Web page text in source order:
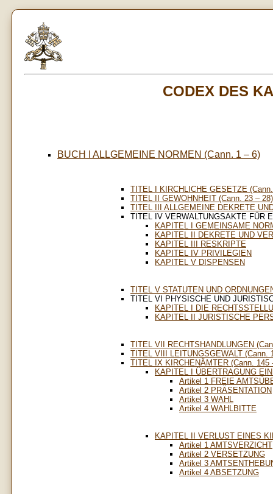
CODEX DES
BUCH I ALLGEMEINE NORMEN (Cann. 1 – 6)
TITEL I KIRCHLICHE GESETZE
TITEL II GEWOHNHEIT (Cann. 23 – 28)
TITEL III ALLGEMEINE DEKRETE
TITEL IV VERWALTUNGSAKTE FÜR
KAPITEL I GEMEINSAME
KAPITEL II DEKRETE UND
KAPITEL III RESKRIPTE
KAPITEL IV PRIVILEGIEN
KAPITEL V DISPENSEN
TITEL V STATUTEN UND
TITEL VI PHYSISCHE UND
KAPITEL I DIE
KAPITEL II JURISTISCHE
TITEL VII RECHTSHANDLUNGEN
TITEL VIII LEITUNGSGEWALT (Cann.
TITEL IX KIRCHENÄMTER (Cann. 145
KAPITEL I ÜBERTRAGUNG
Artikel 1 FREIE
Artikel 2 PRÄSENTATION
Artikel 3 WAHL
Artikel 4 WAHLBITTE
KAPITEL II VERLUST EINES
Artikel 1 AMTSVERZICHT
Artikel 2 VERSETZUNG
Artikel 3
Artikel 4 ABSETZUNG